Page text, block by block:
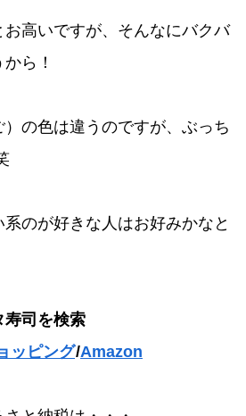
高いですが、そんなにバクバ
ら！
の色は違うのですが、ぶっち
のが好きな人はお好みかなと
寿司を検索
ッピング/Amazon